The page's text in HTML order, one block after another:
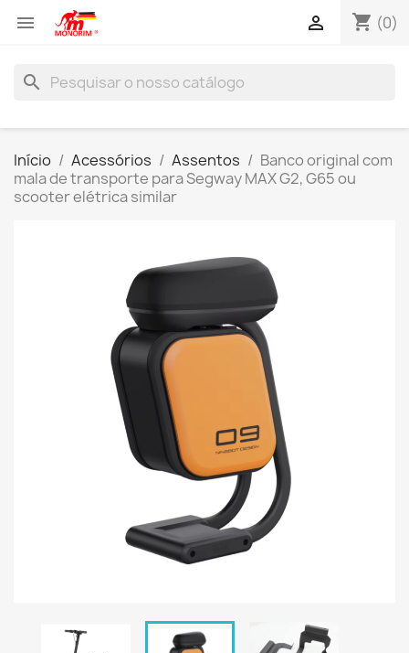
 shopping_cart (0)

search
Início Acessórios Assentos
Banco original com
mala de transporte para Segway MAX G2, G65 ou
scooter elétrica similar